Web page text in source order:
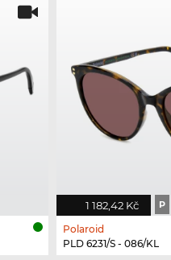
1 182,42 Kč P
Polaroid
PLD 6231/S - 086/KL